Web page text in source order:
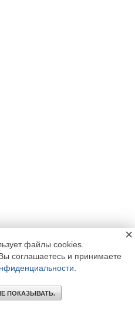
файлы cookies.
соглашаетесь и принимаете
ПОКАЗЫВАТЬ.
×